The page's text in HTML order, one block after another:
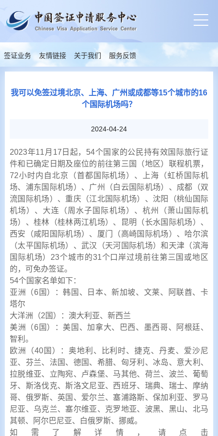
签证业务 友情链接 关于我们 服务反馈
我可以免签过境北京、上海、广州或成都等15个城市的16
个国际机场吗？
2024-04-24
2023年11月17日起，54个国家的公民持有效国际旅行证
件和已确定日期及座位的前往第三国（地区）联程机票，
72小时内自北京（首都国际机场）、上海（虹桥国际机
场、浦东国际机场）、广州（白云国际机场）、成都（双
流国际机场）、重庆（江北国际机场）、沈阳（桃仙国际
机场）、大连（周水子国际机场）、杭州（萧山国际机
场）、桂林（桂林两江机场）、昆明（长水国际机场）、
西安（咸阳国际机场）、厦门（高崎国际机场）、哈尔滨
（太平国际机场）、武汉（天河国际机场）和天津（滨海
国际机场）23个城市的31个口岸过境前往第三国或地区
的，可免办签证。
54个国家名单如下：
亚洲（6国）：韩国、日本、新加坡、文莱、阿联酋、卡
塔尔
大洋洲（2国）：澳大利亚、新西兰
美洲（6国）：美国、加拿大、巴西、墨西哥、阿根廷、
智利。
欧洲（40国）：奥地利、比利时、捷克、丹麦、爱沙尼
亚、芬兰、法国、德国、希腊、匈牙利、冰岛、意大利、
拉脱维亚、立陶宛、卢森堡、马其他、荷兰、波兰、葡萄
牙、斯洛伐克、斯洛文尼亚、西班牙、瑞典、瑞士、摩纳
哥、俄罗斯、英国、爱尔兰、塞浦路斯、保加利亚、罗马
尼亚、乌克兰、塞尔维亚、克罗地亚、波黑、黑山、北马
其顿、阿尔巴尼亚、白俄罗斯、挪威。
如需了解详情，请点击